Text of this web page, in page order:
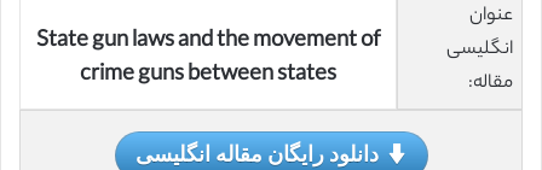
عنوان
انگلیسی
مقاله:
State gun laws and the movement of
crime guns between states
دانلود رایگان مقاله انگلیسی